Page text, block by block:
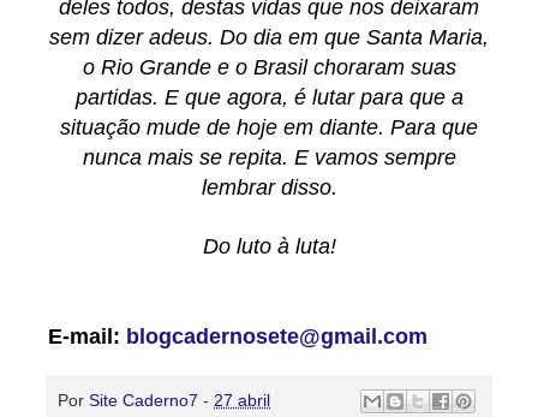
deles todos, destas vidas que nos deixaram
sem dizer adeus. Do dia em que Santa Maria,
o Rio Grande e o Brasil choraram suas
partidas. E que agora, é lutar para que a
situação mude de hoje em diante. Para que
nunca mais se repita. E vamos sempre
lembrar disso.
Do luto à luta!
E-mail: blogcadernosete@gmail.com
Por Site Caderno7 - 27 abril